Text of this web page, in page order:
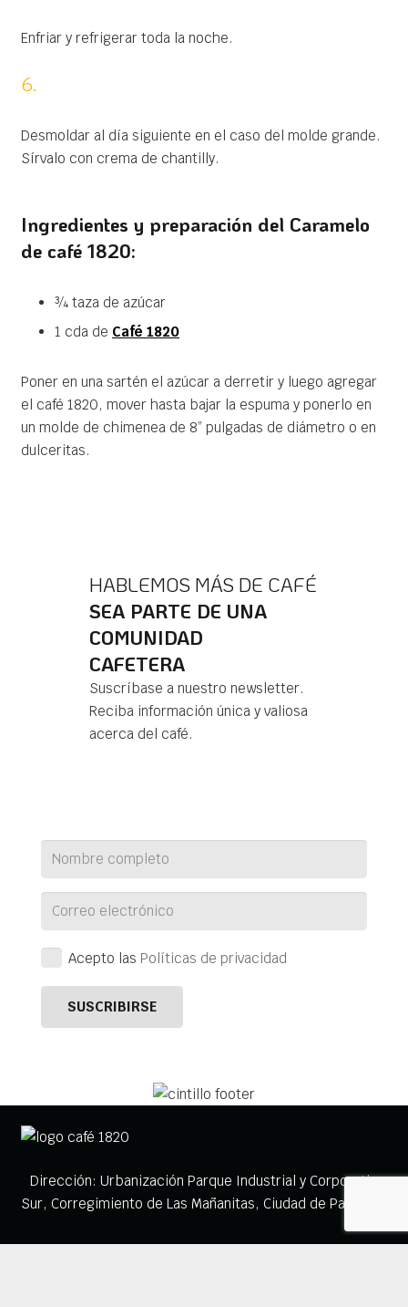
Enfriar y refrigerar toda la noche.
6.
Desmoldar al día siguiente en el caso del molde grande.
Sírvalo con crema de chantilly.
Ingredientes y preparación del Caramelo
de café 1820:
¾ taza de azúcar
1 cda de Café 1820
Poner en una sartén el azúcar a derretir y luego agregar
el café 1820, mover hasta bajar la espuma y ponerlo en
un molde de chimenea de 8” pulgadas de diámetro o en
dulceritas.
HABLEMOS MÁS DE CAFÉ
SEA PARTE DE UNA
COMUNIDAD
CAFETERA
Suscríbase a nuestro newsletter.
Reciba información única y valiosa
acerca del café.
Acepto las Políticas de privacidad
Dirección: Urbanización Parque Industrial y Corporativo
Sur, Corregimiento de Las Mañanitas, Ciudad de Panamá.